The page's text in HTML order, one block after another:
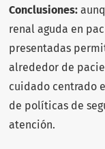
Conclusiones:
renal aguda en
presentadas
alrededor de
cuidado centrado
de políticas de
atención.